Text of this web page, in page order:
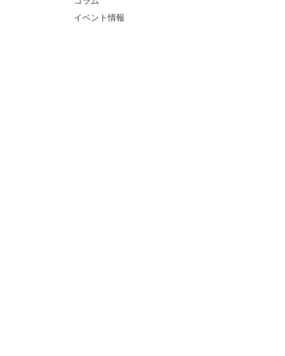
イベント情報